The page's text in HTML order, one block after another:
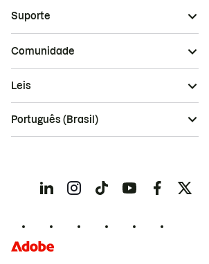
Suporte
Comunidade
Leis
Português (Brasil)